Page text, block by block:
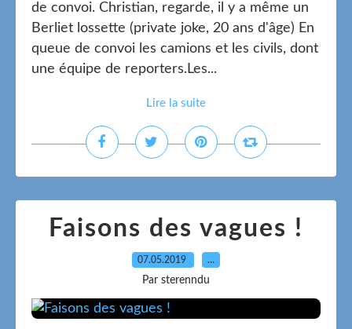
de convoi. Christian, regarde, il y a même un
Berliet lossette (private joke, 20 ans d'âge) En
queue de convoi les camions et les civils, dont
une équipe de reporters.Les...
Lire la suite
Faisons des vagues !
07.05.2019 …
Par sterenndu